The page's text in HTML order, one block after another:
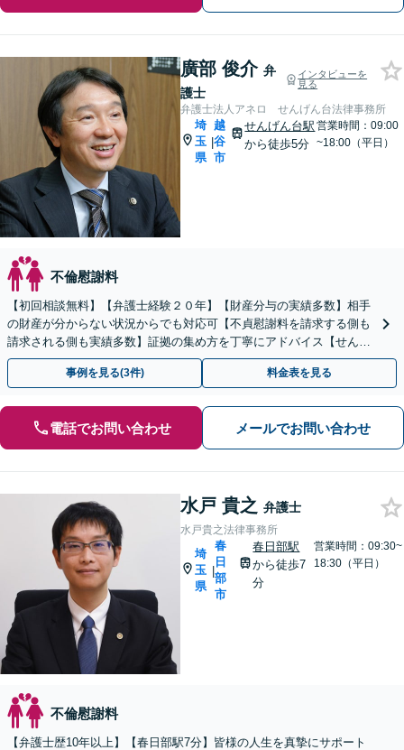
廣部 俊介 弁
護士
インタビューを
見る
弁護士法人アネロ せんげん台法律事務所
埼
玉
県
|
越
谷
市
せんげん台駅
から徒歩5分
営業時間：09:00
~18:00（平日）
不倫慰謝料
【初回相談無料】【弁護士経験２０年】【財産分与の実績多数】相手
の財産が分からない状況からでも対応可【不貞慰謝料を請求する側も
請求される側も実績多数】証拠の集め方を丁寧にアドバイス【せんげ
ん台駅徒歩5分】
事例を見る(3件) 料金表を見る
電話でお問い合わせ メールでお問い合わせ
水戸 貴之 弁護士
水戸貴之法律事務所
埼
玉
県
|
春
日
部
市
春日部駅
から徒歩7
分
営業時間：09:30~
18:30（平日）
不倫慰謝料
【弁護士歴10年以上】【春日部駅7分】皆様の人生を真摯にサポート